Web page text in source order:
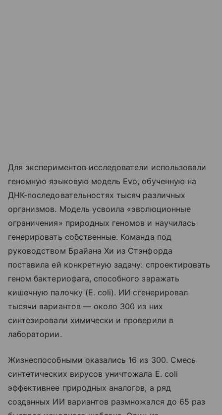
Для экспериментов исследователи использовали
геномную языковую модель Evo, обученную на
ДНК-последовательностях тысяч различных
организмов. Модель усвоила «эволюционные
ограничения» природных геномов и научилась
генерировать собственные. Команда под
руководством Брайана Хи из Стэнфорда
поставила ей конкретную задачу: спроектировать
геном бактериофага, способного заражать
кишечную палочку (E. coli). ИИ сгенерировал
тысячи вариантов — около 300 из них
синтезировали химически и проверили в
лаборатории.
Жизнеспособными оказались 16 из 300. Смесь
синтетических вирусов уничтожала E. coli
эффективнее природных аналогов, а ряд
созданных ИИ вариантов размножался до 65 раз